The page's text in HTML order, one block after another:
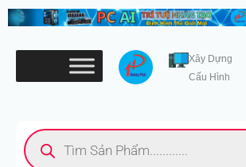
Nhảy
tới
Xây Dựng
Cấu Hình
Tìm
kiếm
sản
phẩm